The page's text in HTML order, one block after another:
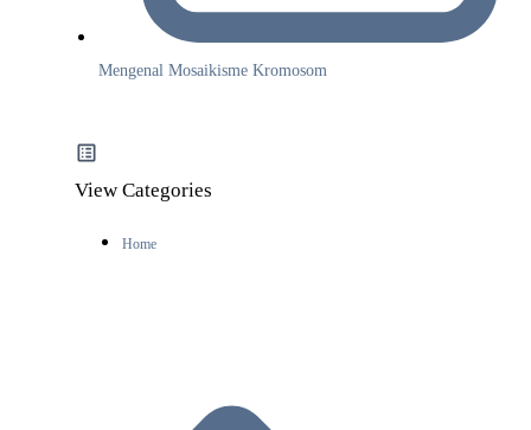
Mengenal Mosaikisme Kromosom
View Categories
Home